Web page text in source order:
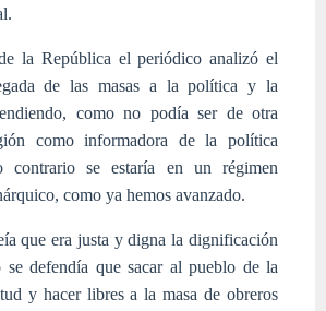
la República el periódico analizó el
de las masas a la política y la
como no podía ser de otra
como informadora de la política
contrario se estaría en un régimen
como ya hemos avanzado.
que era justa y digna la dignificación
se defendía que sacar al pueblo de la
y hacer libres a la masa de obreros